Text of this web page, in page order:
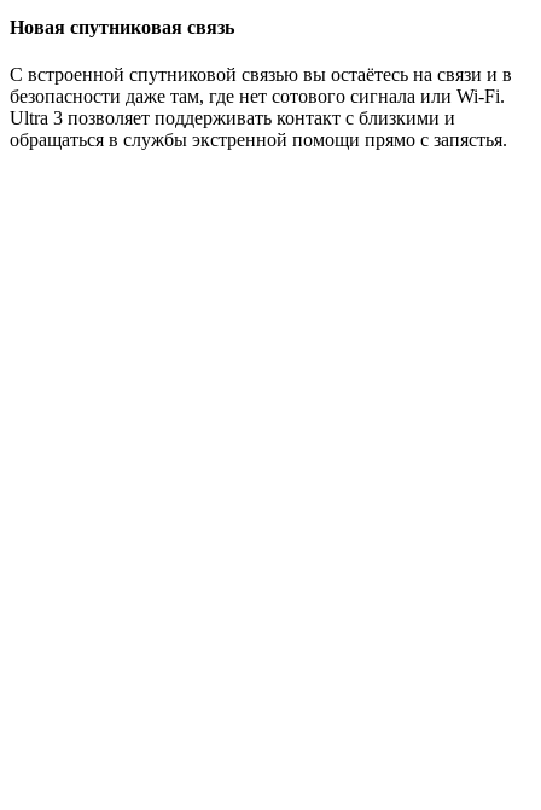
Новая спутниковая связь
С встроенной спутниковой связью вы остаётесь на связи и в
безопасности даже там, где нет сотового сигнала или Wi-Fi.
Ultra 3 позволяет поддерживать контакт с близкими и
обращаться в службы экстренной помощи прямо с запястья.